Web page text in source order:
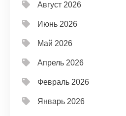
Август 2026
Июнь 2026
Май 2026
Апрель 2026
Февраль 2026
Январь 2026